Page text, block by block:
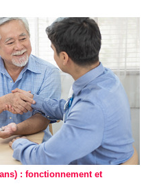
: fonctionnement et